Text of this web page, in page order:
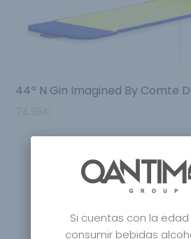
44º N Gin Imagined By Comte
74.95€
Si cuentas con la
consumir bebidas